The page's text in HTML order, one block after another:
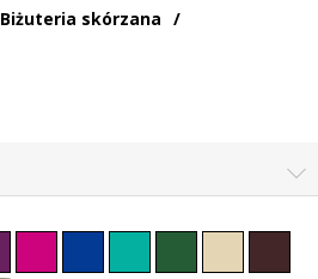
Biżuteria skórzana /